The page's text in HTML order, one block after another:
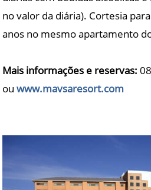
no valor da diária). Cortesia
anos no mesmo apartamento
Mais informações e reservas:
ouwww.mavsaresort.com